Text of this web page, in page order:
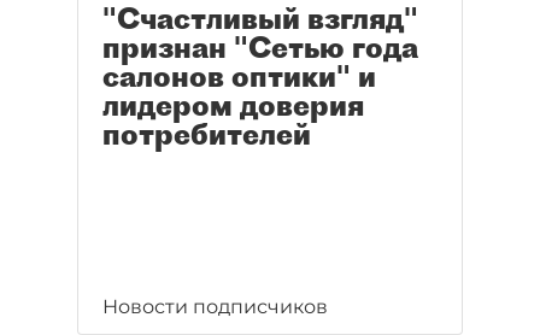
"Счастливый взгляд"
признан "Сетью года
салонов оптики" и
лидером доверия
потребителей
Новости подписчиков